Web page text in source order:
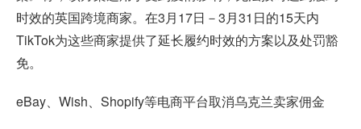
时效的英国跨境商家。在3月17日－3月31日的15天内
TikTok为这些商家提供了延长履约时效的方案以及处罚豁
免。
eBay、Wish、Shopify等电商平台取消乌克兰卖家佣金